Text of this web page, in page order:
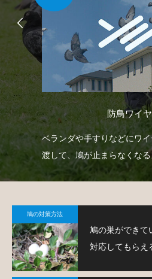
防鳥ワイ
ベランダや手すりなどにワ
渡して、鳩が止まらなくな
す。
鳩の対策方法
鳩の巣ができて
対応してもらえ